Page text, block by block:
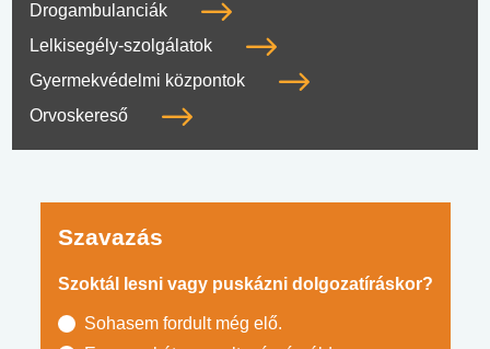
Drogambulanciák
Lelkisegély-szolgálatok
Gyermekvédelmi központok
Orvoskereső
Szavazás
Szoktál lesni vagy puskázni dolgozatíráskor?
Sohasem fordult még elő.